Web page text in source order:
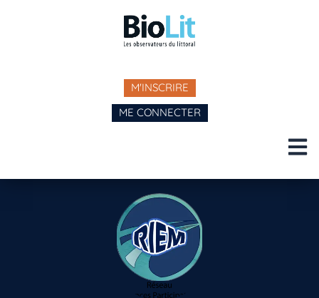
M'INSCRIRE
ME CONNECTER